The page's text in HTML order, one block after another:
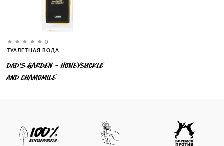
0
ТУАЛЕТНАЯ ВОДА
DAD'S GARDEN - HONEYSUCKLE
AND CHAMOMILE